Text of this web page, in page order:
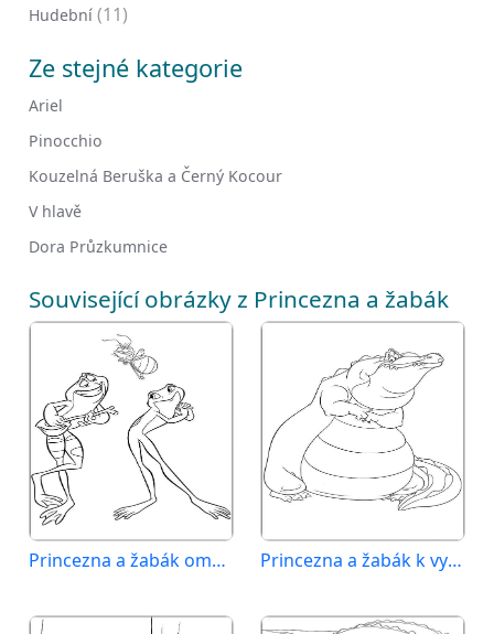
Hudební (11)
Ze stejné kategorie
Ariel
Pinocchio
Kouzelná Beruška a Černý Kocour
V hlavě
Dora Průzkumnice
Související obrázky z Princezna a žabák
Princezna a žabák omalovánka zdarma Princezna a žabák k vytisknutí